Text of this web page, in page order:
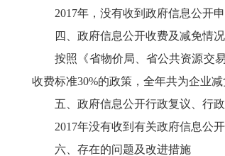
2017年，没有收到政府信息公开申
四、政府信息公开收费及减免情况
按照《省物价局、省公共资源交易
收费标准30%的政策，全年共为企业减
五、政府信息公开行政复议、行政
2017年没有收到有关政府信息公开
六、存在的问题及改进措施